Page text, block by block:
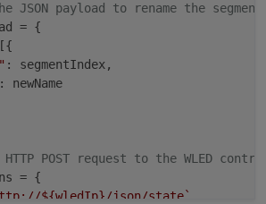
JSON payload to rename the segment
= {
: segmentIndex,
: newName
POST request to the WLED
= {
${wledIp}/json/state`